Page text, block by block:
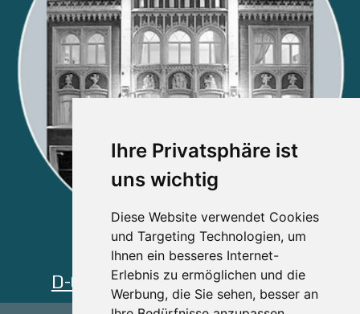
Ihre Privatsphäre ist
uns wichtig
Diese Website verwendet Cookies
und Targeting Technologien, um
Ihnen ein besseres Internet-
Erlebnis zu ermöglichen und die
Werbung, die Sie sehen, besser an
Agentur ohne Grenzen
D-0049-München 089-299-900